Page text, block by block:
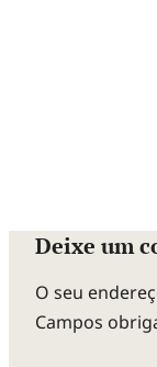
Deixe um
O seu
Campos